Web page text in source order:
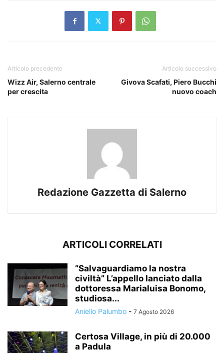
Articolo precedente
Wizz Air, Salerno centrale
per crescita
Articolo successivo
Givova Scafati, Piero Bucchi
nuovo coach
Redazione Gazzetta di Salerno
ARTICOLI CORRELATI
“Salvaguardiamo la nostra
civiltà” L’appello lanciato dalla
dottoressa Marialuisa Bonomo,
studiosa...
Aniello Palumbo - 7 Agosto 2026
Certosa Village, in più di 20.000
a Padula